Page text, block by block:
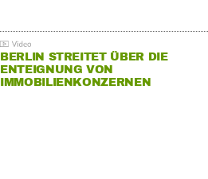
BERLIN STREITET ÜBER DIE
ENTEIGNUNG VON
IMMOBILIENKONZERNEN